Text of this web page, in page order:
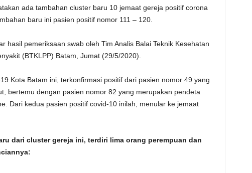
ada tambahan cluster baru 10 jemaat gereja positif corona
baru ini pasien positif nomor 111 – 120.
hasil pemeriksaan swab oleh Tim Analis Balai Teknik Kesehatan
(BTKLPP) Batam, Jumat (29/5/2020).
Kota Batam ini, terkonfirmasi positif dari pasien nomor 49 yang
bertemu dengan pasien nomor 82 yang merupakan pendeta
Dari kedua pasien positif covid-10 inilah, menular ke jemaat
dari cluster gereja ini, terdiri lima orang perempuan dan